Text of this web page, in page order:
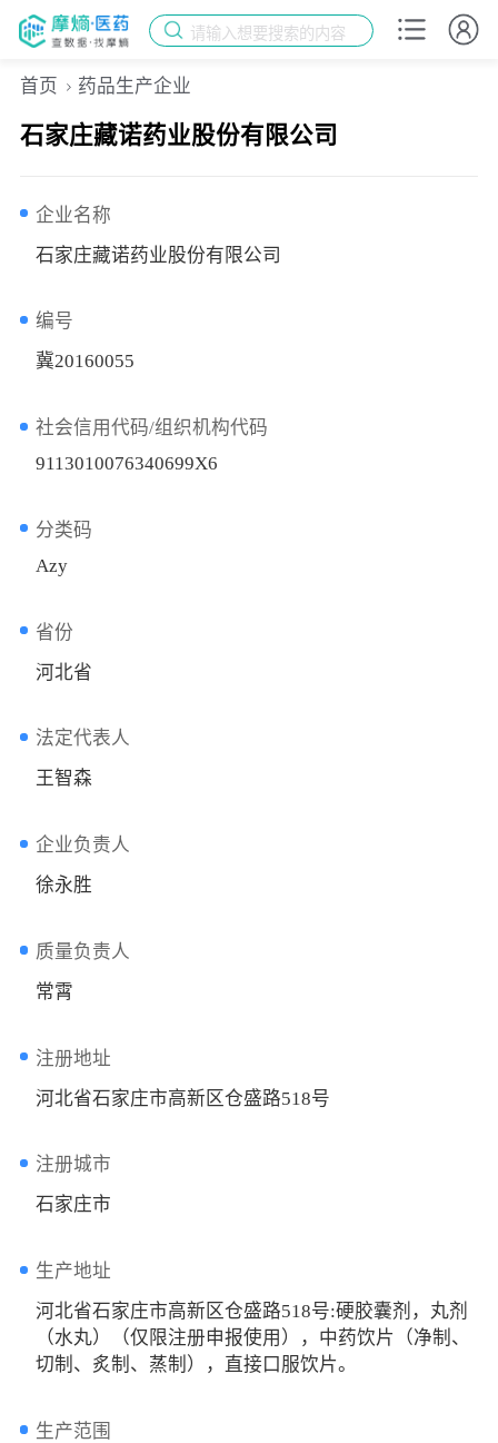
请输入想要搜索的内容
首页 药品生产企业
石家庄藏诺药业股份有限公司
企业名称
石家庄藏诺药业股份有限公司
编号
冀20160055
社会信用代码/组织机构代码
9113010076340699X6
分类码
Azy
省份
河北省
法定代表人
王智森
企业负责人
徐永胜
质量负责人
常霄
注册地址
河北省石家庄市高新区仓盛路518号
注册城市
石家庄市
生产地址
河北省石家庄市高新区仓盛路518号:硬胶囊剂，丸剂
（水丸）（仅限注册申报使用），中药饮片（净制、
切制、炙制、蒸制），直接口服饮片。
生产范围